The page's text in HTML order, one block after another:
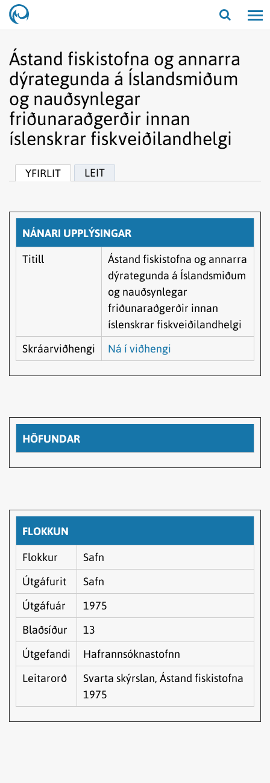
Opna/
Ástand fiskistofna og annarra
dýrategunda á Íslandsmiðum
og nauðsynlegar
friðunaraðgerðir innan
íslenskrar fiskveiðilandhelgi
YFIRLIT LEIT
NÁNARI UPPLÝSINGAR
Titill
Ástand fiskistofna og annarra
dýrategunda á Íslandsmiðum
og nauðsynlegar
friðunaraðgerðir innan
íslenskrar fiskveiðilandhelgi
Skráarviðhengi
Ná í viðhengi
HÖFUNDAR
FLOKKUN
Flokkur
Safn
Útgáfurit
Safn
Útgáfuár
1975
Blaðsíður
13
Útgefandi
Hafrannsóknastofnn
Leitarorð
Svarta skýrslan, Ástand fiskistofna
1975